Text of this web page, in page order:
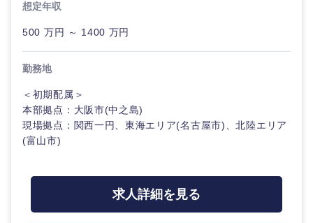
想定年収
500 万円 ～ 1400 万円
勤務地
＜初期配属＞
本部拠点：大阪市(中之島)
現場拠点：関西一円、東海エリア(名古屋市)、北陸エリア
(富山市)
求人詳細を見る